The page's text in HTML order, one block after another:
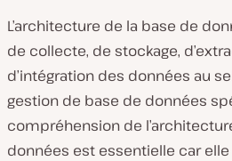
L’architecture de la base de
de collecte, de stockage,
d’intégration des données au
gestion de base de données
compréhension de
données est essentielle car